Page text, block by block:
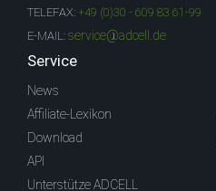
TELEFAX: +49 (0)30 - 609 83 61-99
E-MAIL: service@adcell.de
Service
News
Affiliate-Lexikon
Download
API
Unterstütze ADCELL